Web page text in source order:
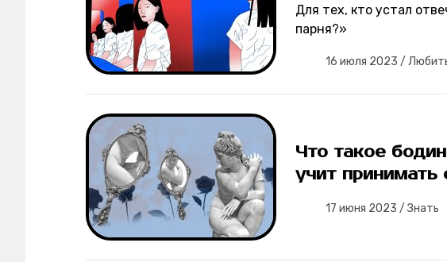
Для тех, кто устал
парня?»
16 июля 2023 /
Что такое
учит принимать
17 июня 2023 / Знать